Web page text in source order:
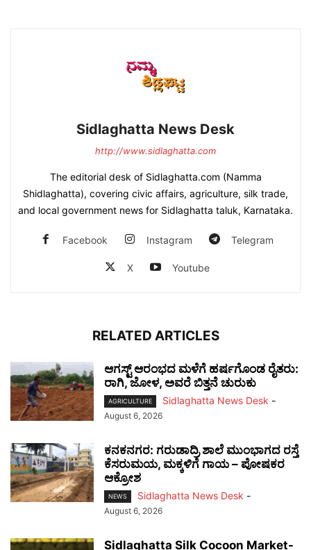
Sidlaghatta News Desk
http://www.sidlaghatta.com
The editorial desk of Sidlaghatta.com (Namma
Shidlaghatta), covering civic affairs, agriculture, silk trade,
and local government news for Sidlaghatta taluk, Karnataka.
Facebook Instagram Telegram
X Youtube
RELATED ARTICLES
ಆಗಸ್ಟ್ ಆರಂಭದ ಮಳೆಗೆ ಹರ್ಷಗೊಂಡ ರೈತರು:
ರಾಗಿ, ಜೋಳ, ಅವರೆ ಬಿತ್ತನೆ ಚುರುಕು
AGRICULTURE Sidlaghatta News Desk -
August 6, 2026
ಕನಕನಗರ: ಗರುಡಾದ್ರಿ ಶಾಲೆ ಮುಂಭಾಗದ ರಸ್ತೆ
ಕೆಸರುಮಯ, ಮಕ್ಕಳಿಗೆ ಗಾಯ – ಪೋಷಕರ
ಆಕ್ರೋಶ
NEWS Sidlaghatta News Desk -
August 6, 2026
Sidlaghatta Silk Cocoon Market-